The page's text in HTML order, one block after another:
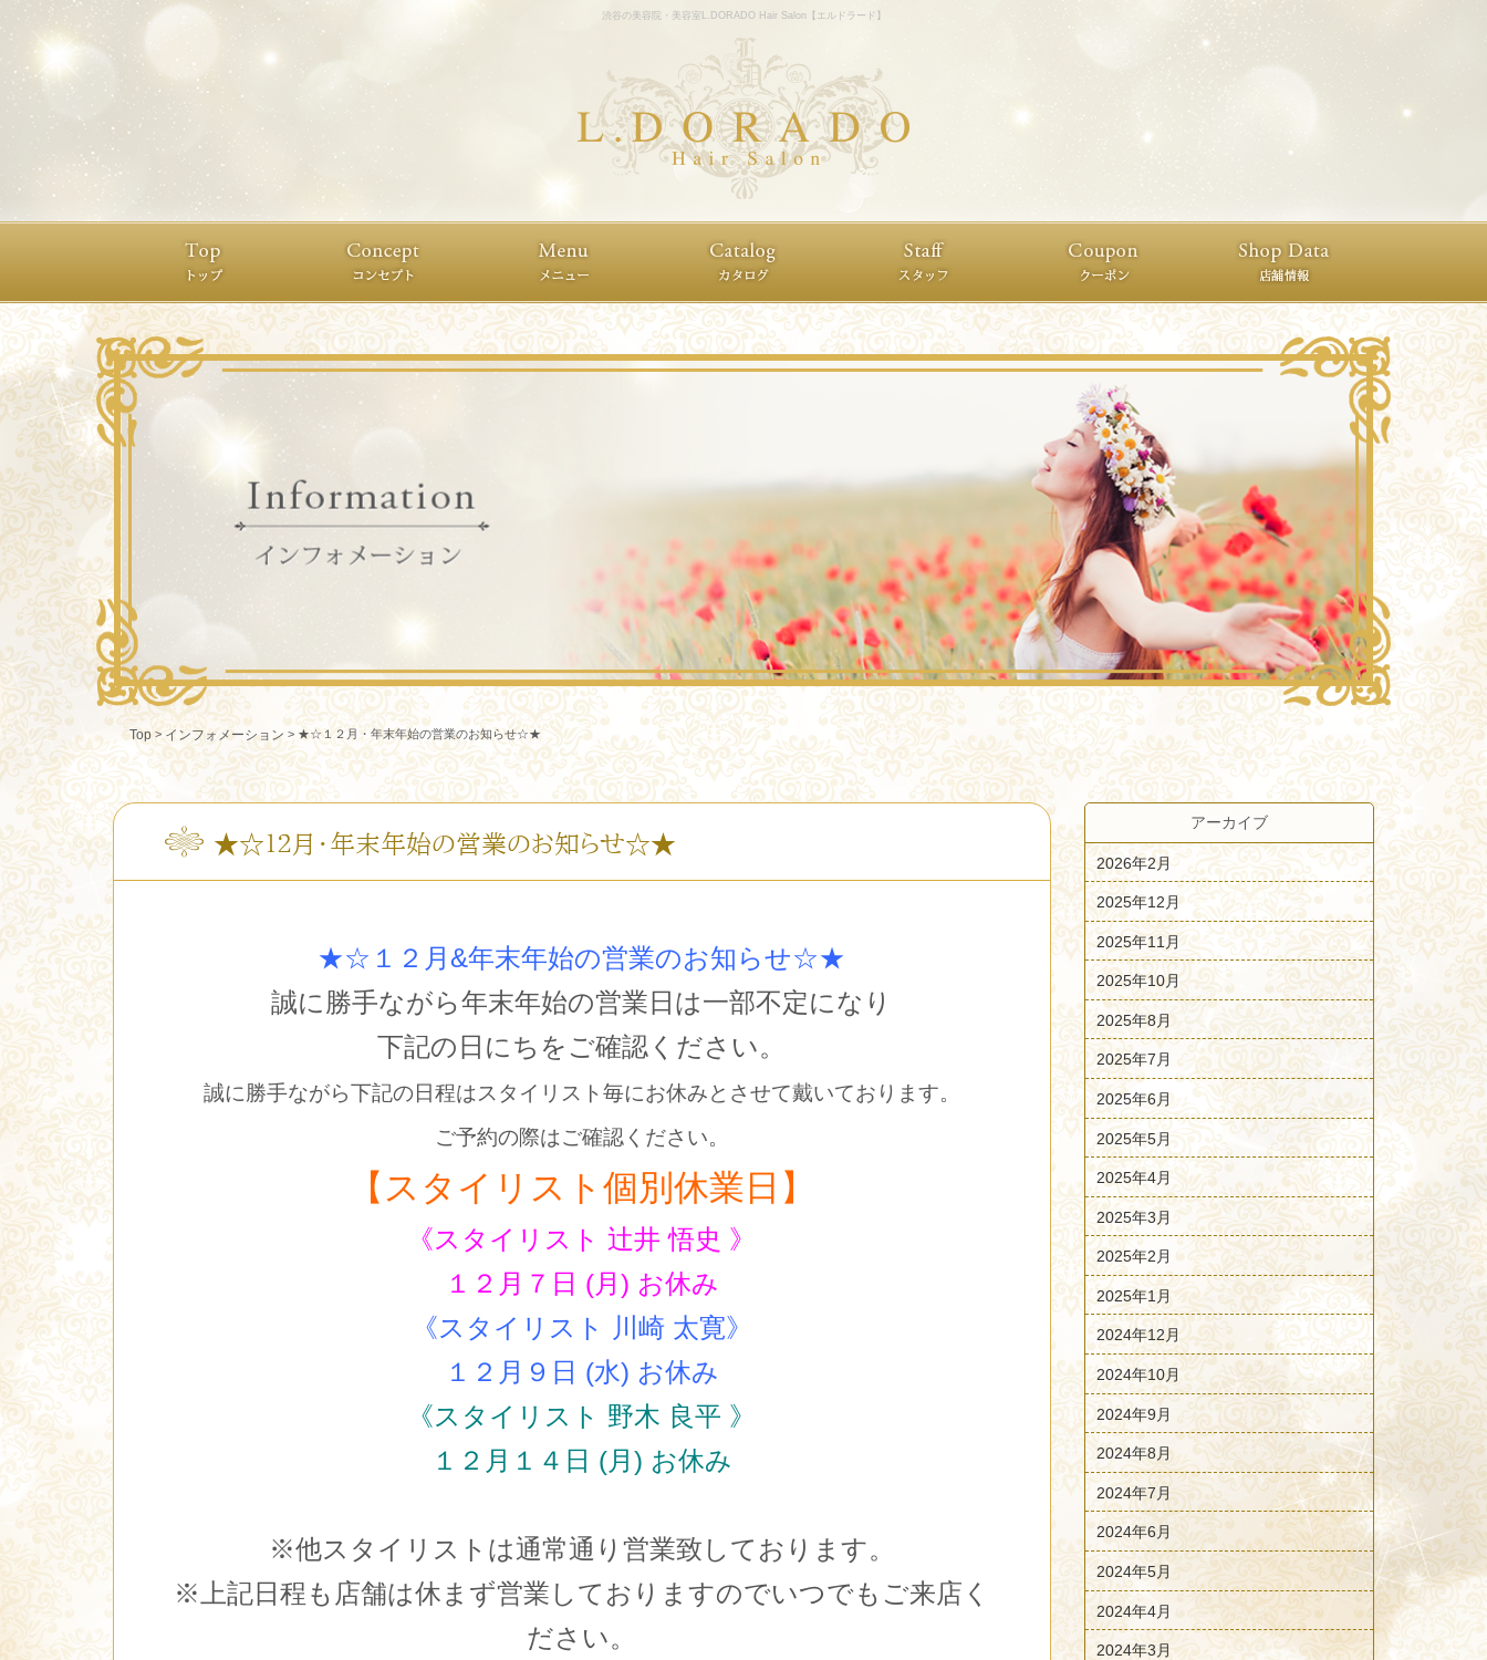
渋谷の美容院・美容室L.DORADO Hair Salon【エルドラード】
Top > インフォメーション > ★☆１２月・年末年始の営業のお知らせ☆★
★☆１２月・年末年始の営業のお知らせ☆★
★☆１２月&年末年始の営業のお知らせ☆★
誠に勝手ながら年末年始の営業日は一部不定になり
下記の日にちをご確認ください。
誠に勝手ながら下記の日程はスタイリスト毎にお休みとさせて戴いております。
ご予約の際はご確認ください。
【スタイリスト個別休業日】
《スタイリスト 辻井 悟史 》
１２月７日 (月) お休み
《スタイリスト 川崎 太寛》
１２月９日 (水) お休み
《スタイリスト 野木 良平 》
１２月１４日 (月) お休み
※他スタイリストは通常通り営業致しております。
※上記日程も店舗は休まず営業しておりますのでいつでもご来店く
ださい。
アーカイブ
2026年2月
2025年12月
2025年11月
2025年10月
2025年8月
2025年7月
2025年6月
2025年5月
2025年4月
2025年3月
2025年2月
2025年1月
2024年12月
2024年10月
2024年9月
2024年8月
2024年7月
2024年6月
2024年5月
2024年4月
2024年3月